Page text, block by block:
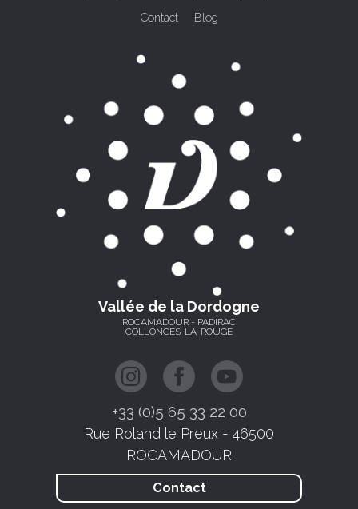
Contact Blog
Vallée de la Dordogne
ROCAMADOUR - PADIRAC
COLLONGES-LA-ROUGE
+33 (0)5 65 33 22 00
Rue Roland le Preux - 46500
ROCAMADOUR
Contact